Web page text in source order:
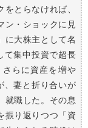
とらなければ、
ン・ショックに見
に大株主として名
て集中投資で超長
らに資産を増や
、妻と折り合いが
就職した。その息
振り返りつつ「資